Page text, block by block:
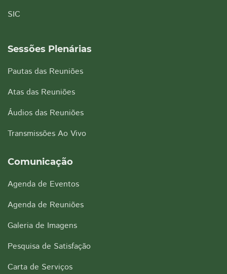
SIC
Sessões Plenárias
Pautas das Reuniões
Atas das Reuniões
Áudios das Reuniões
Transmissões Ao Vivo
Comunicação
Agenda de Eventos
Agenda de Reuniões
Galeria de Imagens
Pesquisa de Satisfação
Carta de Serviços